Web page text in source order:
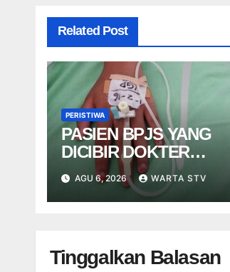
Related Post
PERISTIWA
PASIEN BPJS YANG
DICIBIR DOKTER
PPDS BUKAN PASIEN
RSUP DR. SARDJITO
AGU 6, 2026 WARTA STV
Tinggalkan Balasan